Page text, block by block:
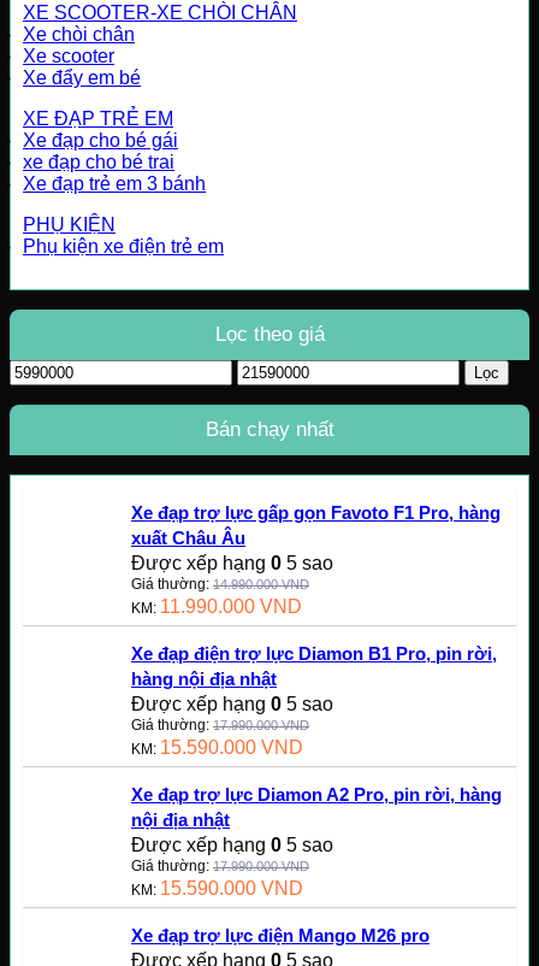
XE SCOOTER-XE CHÒI CHÂN
Xe chòi chân
Xe scooter
Xe đẩy em bé
XE ĐẠP TRẺ EM
Xe đạp cho bé gái
xe đạp cho bé trai
Xe đạp trẻ em 3 bánh
PHỤ KIỆN
Phụ kiện xe điện trẻ em
Lọc theo giá
Giá
tối
thiểu
Giá
tối
Lọc
Bán chạy nhất
Xe đạp trợ lực gấp gọn Favoto F1 Pro, hàng
xuất Châu Âu
Được xếp hạng 0 5 sao
Giá thường: 14.990.000VND
KM: 11.990.000 VND
Xe đạp điện trợ lực Diamon B1 Pro, pin rời,
hàng nội địa nhật
Được xếp hạng 0 5 sao
Giá thường: 17.990.000VND
KM: 15.590.000 VND
Xe đạp trợ lực Diamon A2 Pro, pin rời, hàng
nội địa nhật
Được xếp hạng 0 5 sao
Giá thường: 17.990.000VND
KM: 15.590.000 VND
Xe đạp trợ lực điện Mango M26 pro
Được xếp hạng 0 5 sao